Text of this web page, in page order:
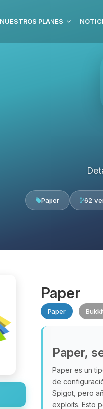
NUESTROS PLANES
Paper 62
Paper
Paper
Paper,
Paper es un
de
Spigot, pero
exploits. Esto